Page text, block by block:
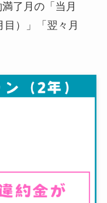
了月の「当月
目）」「翌々月